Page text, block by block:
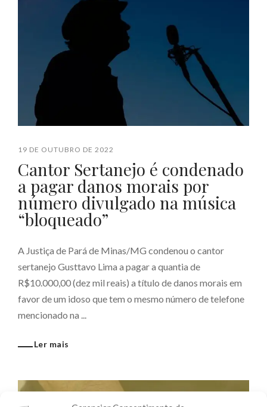
19 DE OUTUBRO DE 2022
Cantor Sertanejo é condenado
a pagar danos morais por
número divulgado na música
“bloqueado”
A Justiça de Pará de Minas/MG condenou o cantor
sertanejo Gusttavo Lima a pagar a quantia de
R$10.000,00 (dez mil reais) a título de danos morais em
favor de um idoso que tem o mesmo número de telefone
mencionado na ...
Ler mais